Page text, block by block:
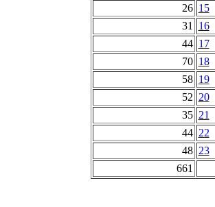
26 15
31
16
44 17
70 18
58 19
52 20
35 21
44 22
48 23
661